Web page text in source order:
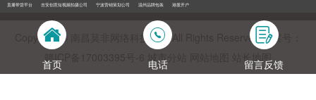
直播带货平台 吉安创意短视频拍摄公司 宁波营销策划公司 温州品牌包装 港股开户
Copyright © 南昌莫非网络科技公司 All Rights Reserved 备案号：
赣ICP备17003395号‍-6
城市分站 站长地图
首页 电话 留言反馈